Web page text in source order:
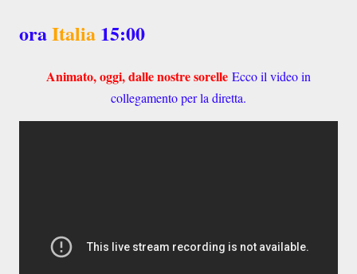
oraItalia 15:00
Animato, oggi, dalle nostre sorelle Ecco il video in
collegamento per la diretta.